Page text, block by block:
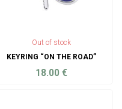
Out of stock
KEYRING “ON THE ROAD”
18.00€